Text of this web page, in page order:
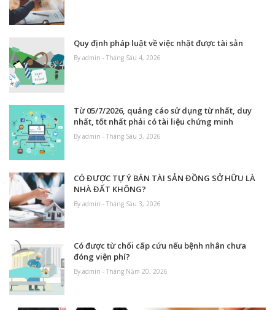
Quy định pháp luật về việc nhặt được tài sản
By admin - Tháng Sáu 4, 2026
Từ 05/7/2026, quảng cáo sử dụng từ nhất, duy
nhất, tốt nhất phải có tài liệu chứng minh
By admin - Tháng Sáu 3, 2026
CÓ ĐƯỢC TỰ Ý BÁN TÀI SẢN ĐỒNG SỞ HỮU LÀ
NHÀ ĐẤT KHÔNG?
By admin - Tháng Sáu 3, 2026
Có được từ chối cấp cứu nếu bệnh nhân chưa
đóng viện phí?
By admin - Tháng Năm 20, 2026